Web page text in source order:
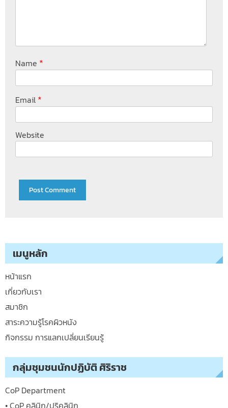
Name *
Email *
Website
เมนูหลัก
หน้าแรก
เกี่ยวกับเรา
สมาชิก
สาระความรู้โรคผิวหนัง
กิจกรรม การแลกเปลี่ยนเรียนรู้
กลุ่มชุมชนนักปฏิบัติ ศิริราช
CoP Department
• CoP คลินิก/ปริคลินิก